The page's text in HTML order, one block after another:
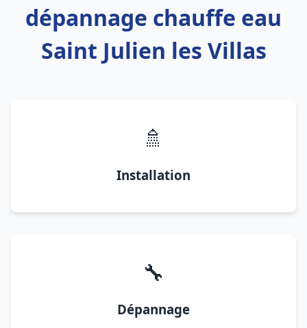
dépannage chauffe eau
Saint Julien les Villas
🚿
Installation
🔧
Dépannage